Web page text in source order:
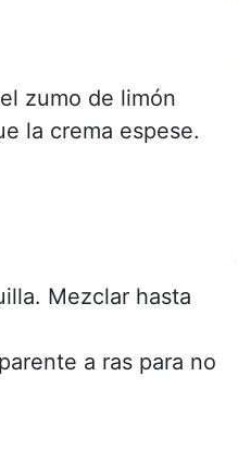
zumo de limón
la crema espese.
Mezclar hasta
a ras para no